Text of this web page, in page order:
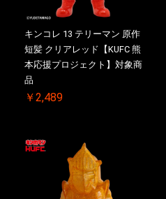
キンコレ 13 テリーマン 原作
短髪 クリアレッド【KUFC 熊
本応援プロジェクト】対象商
品
￥2,489